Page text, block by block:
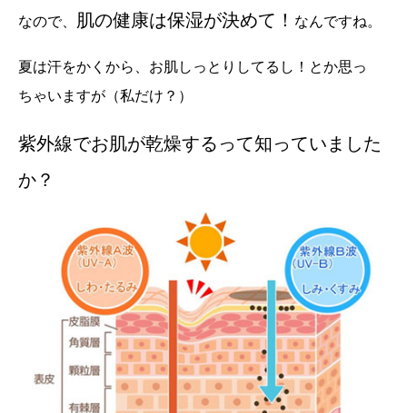
なので、 肌の健康は保湿が決めて！ なんですね。
夏は汗をかくから、お肌しっとりしてるし！とか思っ
ちゃいますが（私だけ？）
紫外線でお肌が乾燥するって知っていました
か？